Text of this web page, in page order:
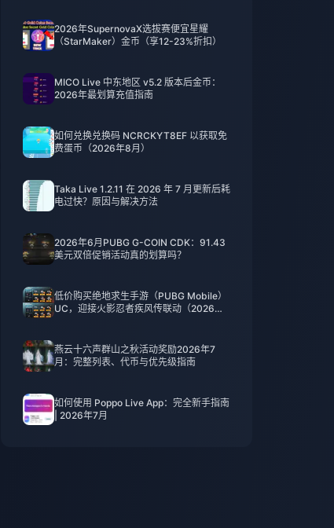
2026年SupernovaX选拔赛便宜星耀
（StarMaker）金币（享12-23%折扣）
MICO Live 中东地区 v5.2 版本后金币：
2026年最划算充值指南
如何兑换兑换码 NCRCKYT8EF 以获取免
费蛋币（2026年8月）
Taka Live 1.2.11 在 2026 年 7 月更新后耗
电过快？原因与解决方法
2026年6月PUBG G-COIN CDK：91.43
美元双倍促销活动真的划算吗？
低价购买绝地求生手游（PUBG Mobile）
UC，迎接火影忍者疾风传联动（2026年7
燕云十六声群山之秋活动奖励2026年7
月：完整列表、代币与优先级指南
如何使用 Poppo Live App：完全新手指南
| 2026年7月